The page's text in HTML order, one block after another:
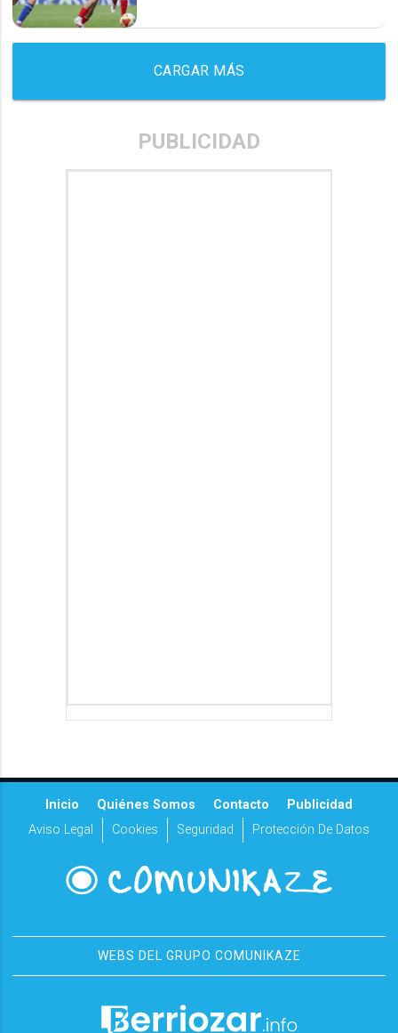
CARGAR MÁS
PUBLICIDAD
Inicio Quiénes Somos Contacto
Publicidad
Aviso Legal
Cookies Seguridad Protección De Datos
WEBS DEL GRUPO COMUNIKAZE